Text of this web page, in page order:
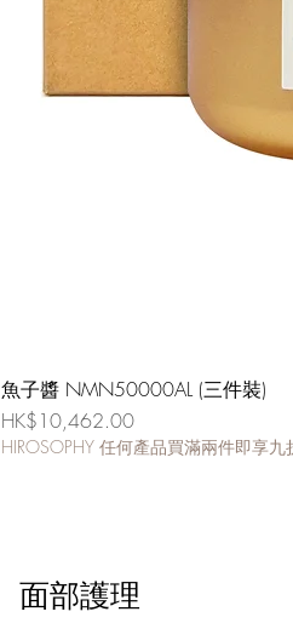
魚子醬 NMN50000AL (三件裝)
價格
HK$10,462.00
HIROSOPHY 任何產品買滿兩件即享九
面部護理